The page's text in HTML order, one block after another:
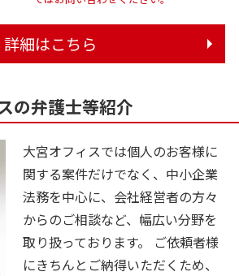
詳細はこちら
の弁護士等紹介
大宮オフィスでは個人のお客様に
関する案件だけでなく、中小企業
法務を中心に、会社経営者の方々
からのご相談など、幅広い分野を
取り扱っております。 ご依頼者様
にきちんとご納得いただくため、